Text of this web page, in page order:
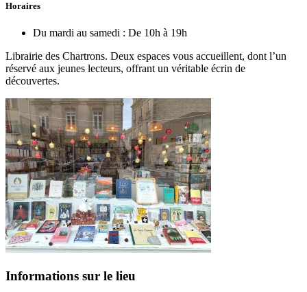
Horaires
Du mardi au samedi : De 10h à 19h
Librairie des Chartrons. Deux espaces vous accueillent, dont l’un
réservé aux jeunes lecteurs, offrant un véritable écrin de
découvertes.
Informations sur le lieu